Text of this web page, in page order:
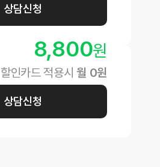
상담신청
8,800원
할인카드 적용시 월 0원
상담신청